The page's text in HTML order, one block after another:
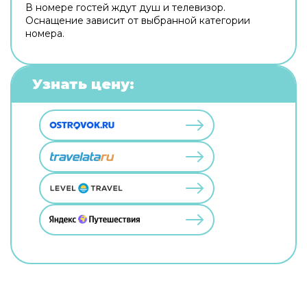
В номере гостей ждут душ и телевизор.
Оснащение зависит от выбранной категории
номера.
Узнать цену: